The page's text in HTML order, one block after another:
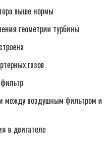
выше нормы
геометрии турбины
газов
между воздушным фильтром и
в двигателе